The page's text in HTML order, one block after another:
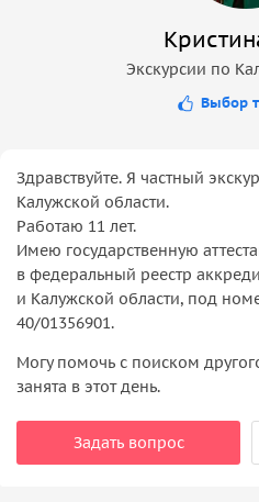
Экскурсии по
Выбор
Здравствуйте. Я частный
Калужской области.
Работаю 11 лет.
Имею государственную
в федеральный реестр
и Калужской области, под
40/01356901.
Могу помочь с поиском
занята в этот день.
Задать вопрос